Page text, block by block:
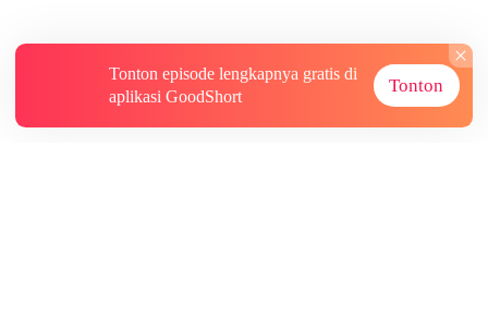
Tonton episode lengkapnya gratis di
aplikasi GoodShort
Tonton